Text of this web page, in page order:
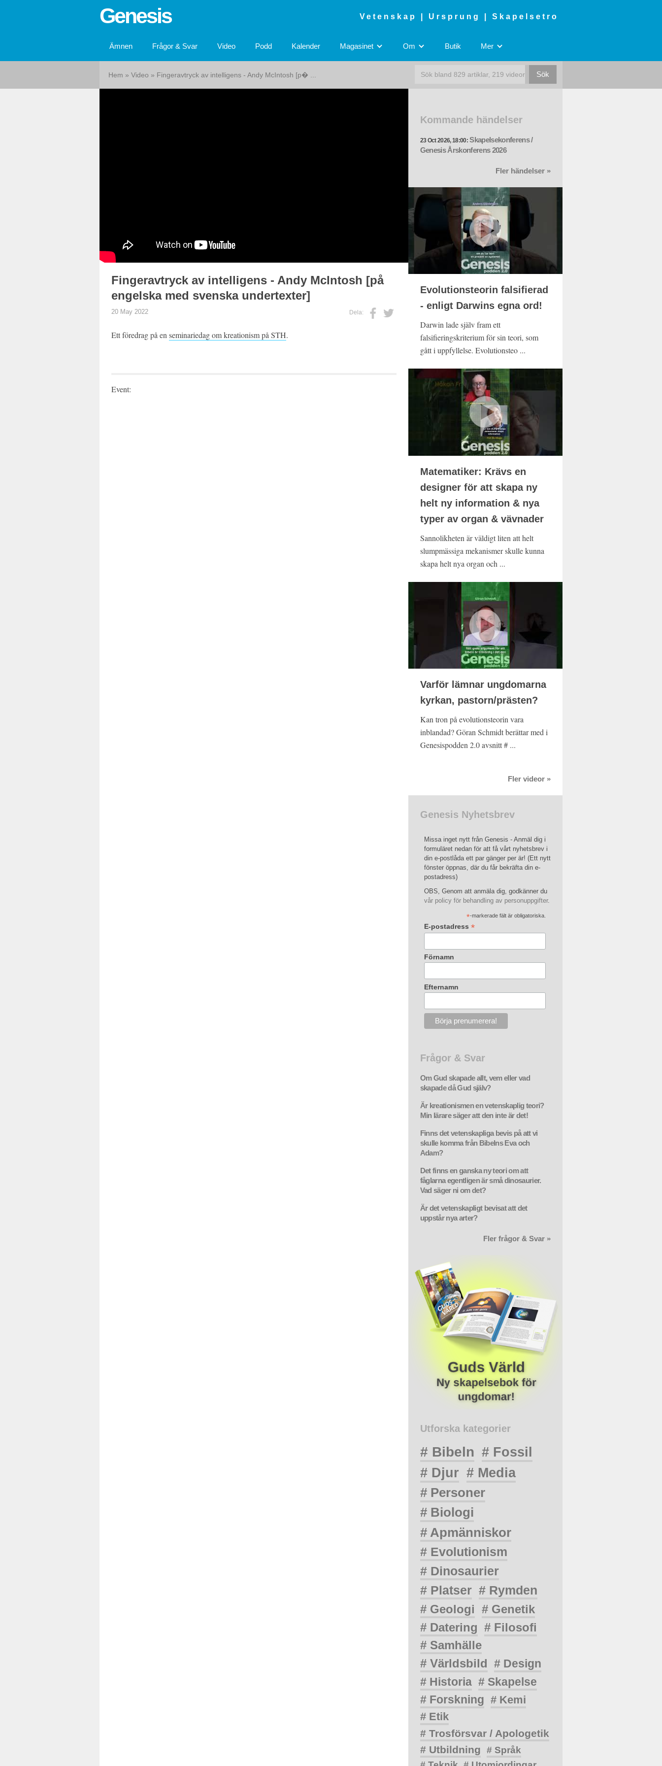
Genesis Vetenskap | Ursprung | Skapelsetro
Ämnen Frågor & Svar Video Podd Kalender Magasinet Om Butik Mer
Hem » Video » Fingeravtryck av intelligens - Andy McIntosh [p� ...
Fingeravtryck av intelligens - Andy McIntosh [på
engelska med svenska undertexter]
Dela:
20 May 2022
Ett föredrag på en seminariedag om kreationism på STH.
Event:
Kommande händelser
23 Oct 2026, 18:00: Skapelsekonferens /
Genesis Årskonferens 2026
Fler händelser »
Evolutionsteorin falsifierad
- enligt Darwins egna ord!
Darwin lade själv fram ett
falsifieringskriterium för sin teori, som
gått i uppfyllelse. Evolutionsteo ...
Matematiker: Krävs en
designer för att skapa ny
helt ny information & nya
typer av organ & vävnader
Sannolikheten är väldigt liten att helt
slumpmässiga mekanismer skulle kunna
skapa helt nya organ och ...
Varför lämnar ungdomarna
kyrkan, pastorn/prästen?
Kan tron på evolutionsteorin vara
inblandad? Göran Schmidt berättar med i
Genesispodden 2.0 avsnitt # ...
Fler videor »
Genesis Nyhetsbrev
Missa inget nytt från Genesis - Anmäl dig i
formuläret nedan för att få vårt nyhetsbrev i
din e-postlåda ett par gänger per är! (Ett nytt
fönster öppnas, där du får bekräfta din e-
postadress)
OBS, Genom att anmäla dig, godkänner du
vår policy för behandling av personuppgifter.
*-markerade fält är obligatoriska.
E-postadress *
Förnamn
Efternamn
Frågor & Svar
Om Gud skapade allt, vem eller vad
skapade då Gud själv?
Är kreationismen en vetenskaplig teori?
Min lärare säger att den inte är det!
Finns det vetenskapliga bevis på att vi
skulle komma från Bibelns Eva och
Adam?
Det finns en ganska ny teori om att
fåglarna egentligen är små dinosaurier.
Vad säger ni om det?
Är det vetenskapligt bevisat att det
uppstår nya arter?
Fler frågor & Svar »
Utforska kategorier
# Bibeln # Fossil
# Djur # Media
# Personer
# Biologi
# Apmänniskor
# Evolutionism
# Dinosaurier
# Platser # Rymden
# Geologi # Genetik
# Datering # Filosofi
# Samhälle
# Världsbild # Design
# Historia # Skapelse
# Forskning # Kemi
# Etik
# Trosförsvar / Apologetik
# Utbildning
# Språk